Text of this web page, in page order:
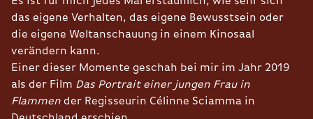
das eigene Verhalten, das eigene Bewusstsein oder
die eigene Weltanschauung in einem Kinosaal
verändern kann.
Einer dieser Momente geschah bei mir im Jahr 2019
als der Film Das Portrait einer jungen Frau in
Flammen der Regisseurin Célinne Sciamma in